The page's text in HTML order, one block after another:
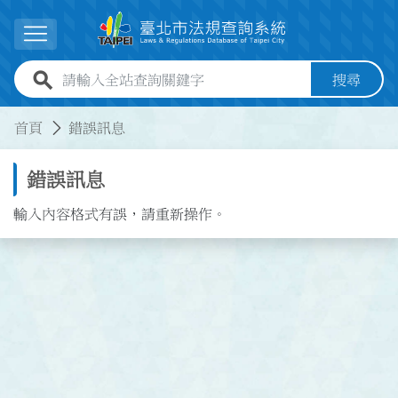
展開選單
全站查詢關鍵字欄位 搜尋
首頁 錯誤訊息
錯誤訊息
輸入內容格式有誤，請重新操作。